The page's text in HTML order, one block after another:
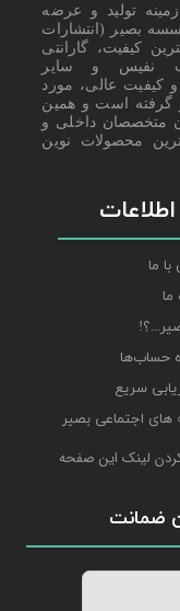
ضمانت
اطلاعات
ما
ما
حساب‌ها
سریع
های اجتماعی بصیر
تولید و عرضه
بصیر (انتشارات
کیفیت، گارانتی
نفیس و سایر
کیفیت عالی، مورد
گرفته است و همین
متخصصان داخلی و
محصولات نوین
لینک این صفحه